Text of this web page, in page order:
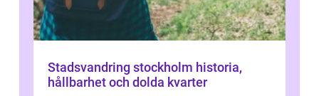
Stadsvandring stockholm historia,
hållbarhet och dolda kvarter